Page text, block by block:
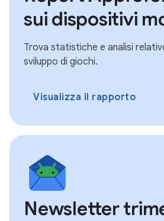
sui dispositivi
Trova statistiche e analisi
sviluppo di giochi.
Visualizza il rapporto
Newsletter